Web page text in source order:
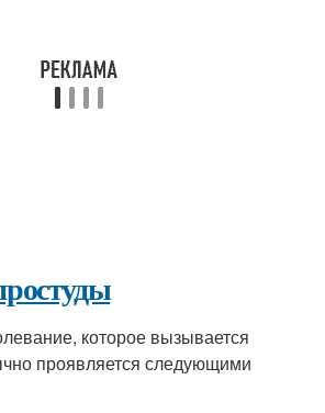
которое вызывается
проявляется следующими